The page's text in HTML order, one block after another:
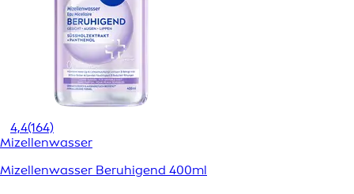
4,4(164)
Mizellenwasser
Mizellenwasser Beruhigend 400ml